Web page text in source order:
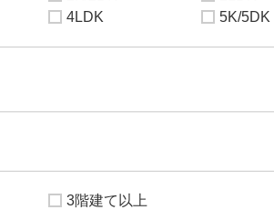
4LDK 5K/5DK
3階建て以上